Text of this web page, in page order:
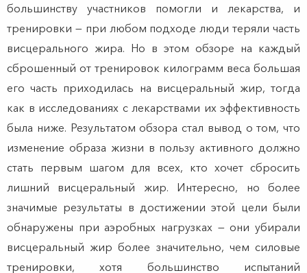
большинству участников помогли и лекарства, и
тренировки — при любом подходе люди теряли часть
висцерального жира. Но в этом обзоре на каждый
сброшенный от тренировок килограмм веса большая
его часть приходилась на висцеральный жир, тогда
как в исследованиях с лекарствами их эффективность
была ниже. Результатом обзора стал вывод о том, что
изменение образа жизни в пользу активного должно
стать первым шагом для всех, кто хочет сбросить
лишний висцеральный жир. Интересно, но более
значимые результаты в достижении этой цели были
обнаружены при аэробных нагрузках — они убирали
висцеральный жир более значительно, чем силовые
тренировки, хотя большинство испытаний